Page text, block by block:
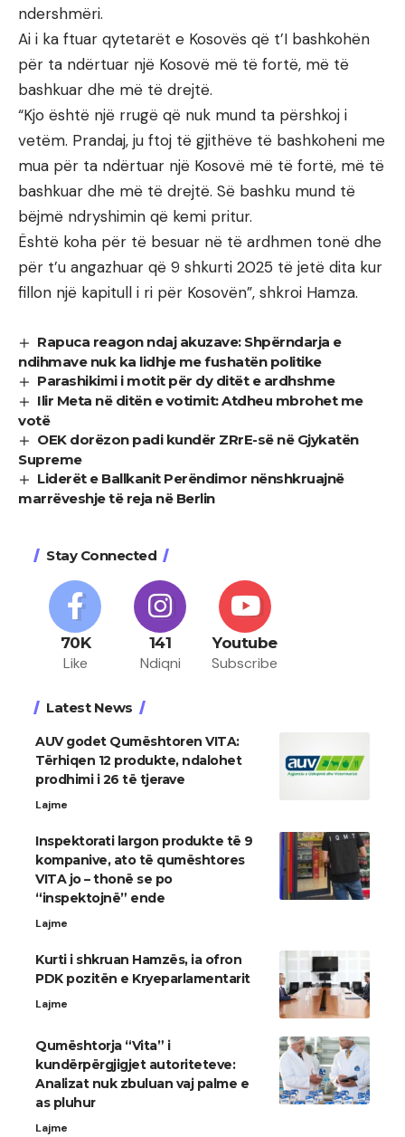
ndershmëri.
Ai i ka ftuar qytetarët e Kosovës që t’I bashkohën
për ta ndërtuar një Kosovë më të fortë, më të
bashkuar dhe më të drejtë.
“Kjo është një rrugë që nuk mund ta përshkoj i
vetëm. Prandaj, ju ftoj të gjithëve të bashkoheni me
mua për ta ndërtuar një Kosovë më të fortë, më të
bashkuar dhe më të drejtë. Së bashku mund të
bëjmë ndryshimin që kemi pritur.
Është koha për të besuar në të ardhmen tonë dhe
për t’u angazhuar që 9 shkurti 2025 të jetë dita kur
fillon një kapitull i ri për Kosovën”, shkroi Hamza.
Rapuca reagon ndaj akuzave: Shpërndarja e
ndihmave nuk ka lidhje me fushatën politike
Parashikimi i motit për dy ditët e ardhshme
Ilir Meta në ditën e votimit: Atdheu mbrohet me
votë
OEK dorëzon padi kundër ZRrE-së në Gjykatën
Supreme
Liderët e Ballkanit Perëndimor nënshkruajnë
marrëveshje të reja në Berlin
Stay Connected
70K
Like
141
Ndiqni
Youtube
Subscribe
Latest News
AUV godet Qumështoren VITA:
Tërhiqen 12 produkte, ndalohet
prodhimi i 26 të tjerave
Lajme
Inspektorati largon produkte të 9
kompanive, ato të qumështores
VITA jo – thonë se po
“inspektojnë” ende
Lajme
Kurti i shkruan Hamzës, ia ofron
PDK pozitën e Kryeparlamentarit
Lajme
Qumështorja “Vita” i
kundërpërgjigjet autoriteteve:
Analizat nuk zbuluan vaj palme e
as pluhur
Lajme